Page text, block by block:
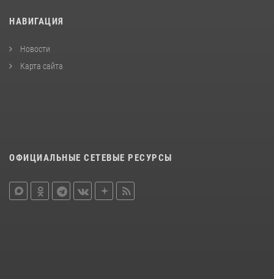
НАВИГАЦИЯ
Новости
Карта сайта
ОФИЦИАЛЬНЫЕ СЕТЕВЫЕ РЕСУРСЫ